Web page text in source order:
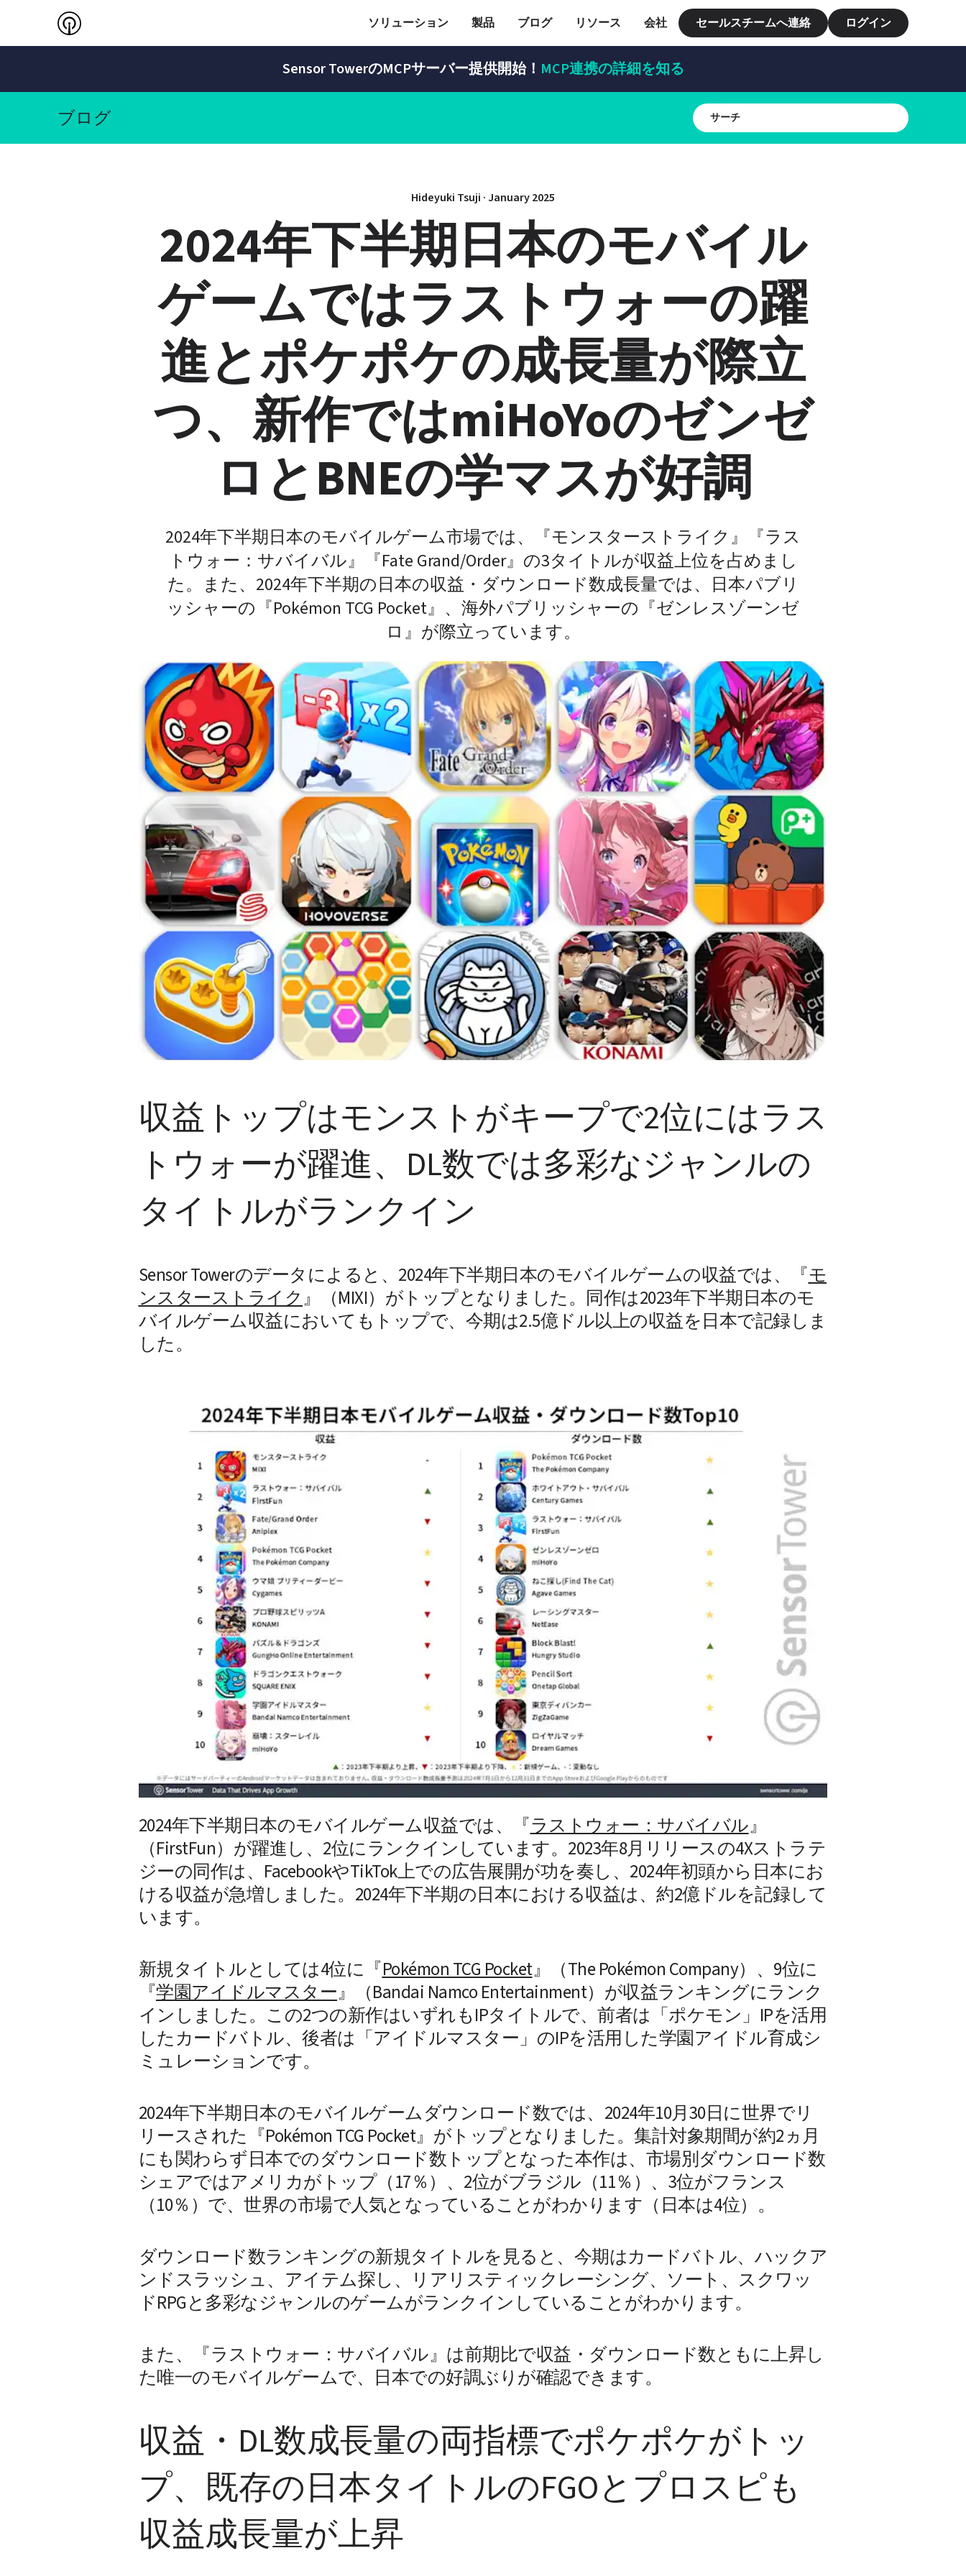
ソリューション 製品 ブログ リソース 会社 セールスチームへ連絡 ログイン
Sensor TowerのMCPサーバー提供開始！ MCP連携の詳細を知る
ブログ
Hideyuki Tsuji · January 2025
2024年下半期日本のモバイル
ゲームではラストウォーの躍
進とポケポケの成長量が際立
つ、新作ではmiHoYoのゼンゼ
ロとBNEの学マスが好調
2024年下半期日本のモバイルゲーム市場では、『モンスターストライク』『ラス
トウォー：サバイバル』『Fate Grand/Order』の3タイトルが収益上位を占めまし
た。また、2024年下半期の日本の収益・ダウンロード数成長量では、日本パブリ
ッシャーの『Pokémon TCG Pocket』、海外パブリッシャーの『ゼンレスゾーンゼ
ロ』が際立っています。
収益トップはモンストがキープで2位にはラス
トウォーが躍進、DL数では多彩なジャンルの
タイトルがランクイン
Sensor Towerのデータによると、2024年下半期日本のモバイルゲームの収益では、『モ
ンスターストライク』（MIXI）がトップとなりました。同作は2023年下半期日本のモ
バイルゲーム収益においてもトップで、今期は2.5億ドル以上の収益を日本で記録しま
した。
2024年下半期日本のモバイルゲーム収益では、『ラストウォー：サバイバル』
（FirstFun）が躍進し、2位にランクインしています。2023年8月リリースの4Xストラテ
ジーの同作は、FacebookやTikTok上での広告展開が功を奏し、2024年初頭から日本にお
ける収益が急増しました。2024年下半期の日本における収益は、約2億ドルを記録して
います。
新規タイトルとしては4位に『Pokémon TCG Pocket』（The Pokémon Company）、9位に
『学園アイドルマスター』（Bandai Namco Entertainment）が収益ランキングにランク
インしました。この2つの新作はいずれもIPタイトルで、前者は「ポケモン」IPを活用
したカードバトル、後者は「アイドルマスター」のIPを活用した学園アイドル育成シ
ミュレーションです。
2024年下半期日本のモバイルゲームダウンロード数では、2024年10月30日に世界でリ
リースされた『Pokémon TCG Pocket』がトップとなりました。集計対象期間が約2ヵ月
にも関わらず日本でのダウンロード数トップとなった本作は、市場別ダウンロード数
シェアではアメリカがトップ（17％）、2位がブラジル（11％）、3位がフランス
（10％）で、世界の市場で人気となっていることがわかります（日本は4位）。
ダウンロード数ランキングの新規タイトルを見ると、今期はカードバトル、ハックア
ンドスラッシュ、アイテム探し、リアリスティックレーシング、ソート、スクワッ
ドRPGと多彩なジャンルのゲームがランクインしていることがわかります。
また、『ラストウォー：サバイバル』は前期比で収益・ダウンロード数ともに上昇し
た唯一のモバイルゲームで、日本での好調ぶりが確認できます。
収益・DL数成長量の両指標でポケポケがトッ
プ、既存の日本タイトルのFGOとプロスピも
収益成長量が上昇